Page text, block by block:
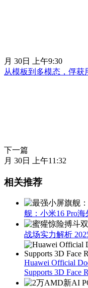
月 30日 上午9:30
从模板到多模态，俘获
下一篇
月 30日 上午11:32
相关推荐
舰：小米16 Pro
战场实力解析
Huawei Official
Supports 3D Face